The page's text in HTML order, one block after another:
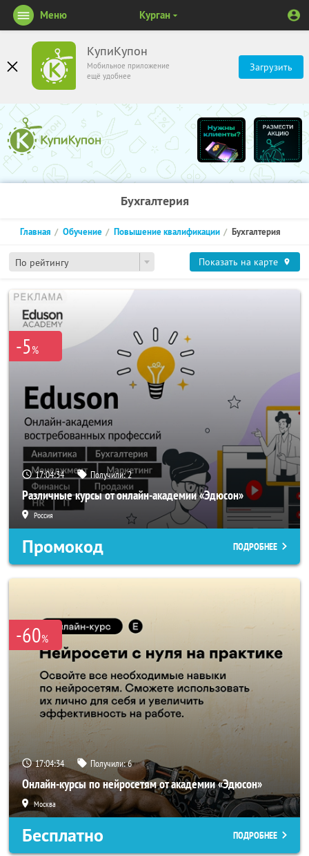
КупиКупон
Мобильное приложение
ещё удобнее
Загрузить
Меню Курган
Бухгалтерия
По рейтингу
Главная Обучение Повышение квалификации Бухгалтерия
Показать на карте
-5%
17:04:34 Получили:2
Различные курсы от онлайн-академии «Эдюсон»
Россия
Промокод ПОДРОБНЕЕ
-60%
17:04:34 Получили:6
Онлайн-курсы по нейросетям от академии «Эдюсон»
Москва
Бесплатно ПОДРОБНЕЕ